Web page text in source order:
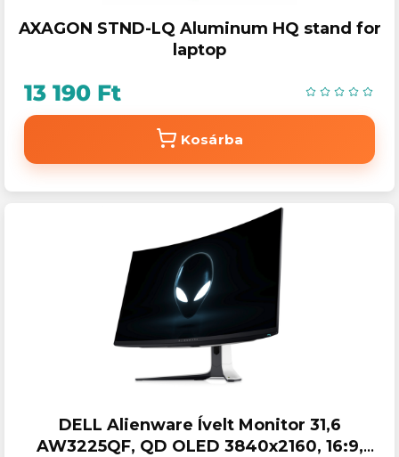
AXAGON STND-LQ Aluminum HQ stand for
laptop
13 190 Ft
Kosárba
DELL Alienware Ívelt Monitor 31,6
AW3225QF, QD OLED 3840x2160, 16:9,